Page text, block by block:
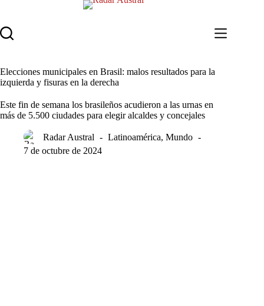
contenido
Elecciones municipales en Brasil: malos resultados para la
izquierda y fisuras en la derecha
Este fin de semana los brasileños acudieron a las urnas en
más de 5.500 ciudades para elegir alcaldes y concejales
Radar Austral Latinoamérica, Mundo
7 de octubre de 2024